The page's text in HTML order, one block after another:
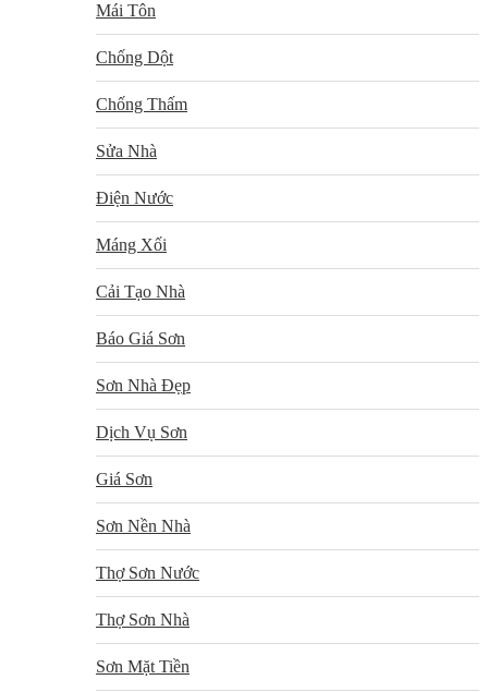
Mái Tôn
Chống Dột
Chống Thấm
Sửa Nhà
Điện Nước
Máng Xối
Cải Tạo Nhà
Báo Giá Sơn
Sơn Nhà Đẹp
Dịch Vụ Sơn
Giá Sơn
Sơn Nền Nhà
Thợ Sơn Nước
Thợ Sơn Nhà
Sơn Mặt Tiền